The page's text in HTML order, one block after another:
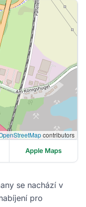
se nachází v
pro
contributors
Apple Maps